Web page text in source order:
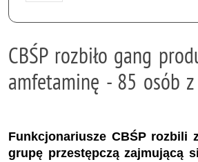
CBŚP rozbiło gang
amfetaminę - 85 osób
Funkcjonariusze CBŚP rozbili
grupę przestępczą zajmującą